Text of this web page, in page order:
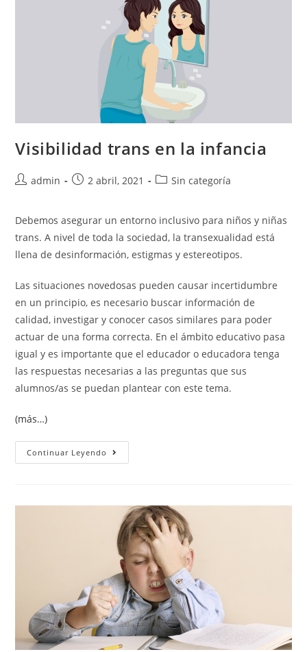
Visibilidad trans en la infancia
admin 2 abril, 2021 Sin categoría
Debemos asegurar un entorno inclusivo para niños y niñas
trans. A nivel de toda la sociedad, la transexualidad está
llena de desinformación, estigmas y estereotipos.
Las situaciones novedosas pueden causar incertidumbre
en un principio, es necesario buscar información de
calidad, investigar y conocer casos similares para poder
actuar de una forma correcta. En el ámbito educativo pasa
igual y es importante que el educador o educadora tenga
las respuestas necesarias a las preguntas que sus
alumnos/as se puedan plantear con este tema.
(más…)
Continuar Leyendo